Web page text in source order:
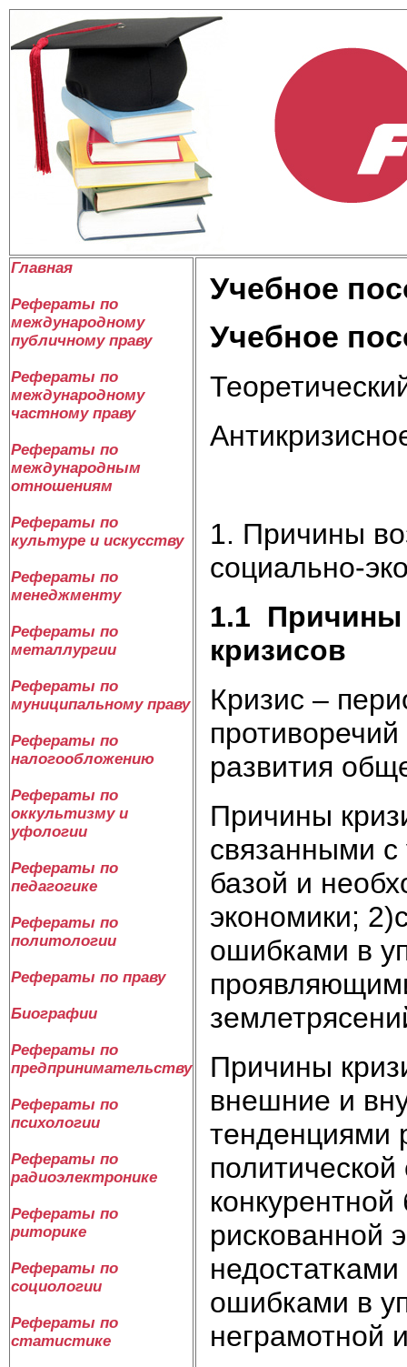
Главная
Рефераты по
международному
публичному праву
Рефераты по
международному
частному праву
Рефераты по
международным
отношениям
Рефераты по
культуре и искусству
Рефераты по
менеджменту
Рефераты по
металлургии
Рефераты по
муниципальному праву
Рефераты по
налогообложению
Рефераты по
оккультизму и
уфологии
Рефераты по
педагогике
Рефераты по
политологии
Рефераты по праву
Биографии
Рефераты по
предпринимательству
Рефераты по
психологии
Рефераты по
радиоэлектронике
Рефераты по
риторике
Рефераты по
социологии
Рефераты по
статистике
Учебное
Учебное
1. Причины
социально-
1.1 Причины
кризисов
Кризис –
развития
Причины
связанными с
базой и
экономики;
ошибками в
Причины
внешние и
тенденциями
рискованной
ошибками в
неграмотной